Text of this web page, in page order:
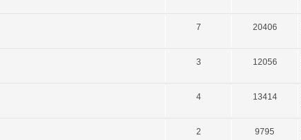
7 20406
3 12056
4 13414
2 9795